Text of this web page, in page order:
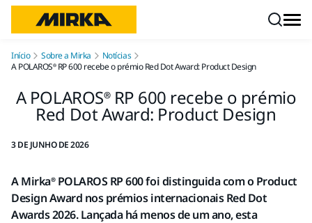
Início Sobre a Mirka
Notícias
A POLAROS® RP 600 recebe o prémio Red Dot Award: Product Design
A POLAROS® RP 600 recebe o prémio
Red Dot Award: Product Design
3 DE JUNHO DE 2026
A Mirka® POLAROS RP 600 foi distinguida com o Product
Design Award nos prémios internacionais Red Dot
Awards 2026. Lançada há menos de um ano, esta